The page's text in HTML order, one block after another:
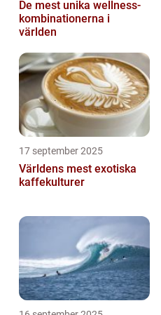
De mest unika wellness-
kombinationerna i
världen
17 september 2025
Världens mest exotiska
kaffekulturer